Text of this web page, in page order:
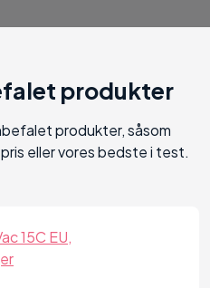
produkter
produkter, såsom
eller vores bedste i test.